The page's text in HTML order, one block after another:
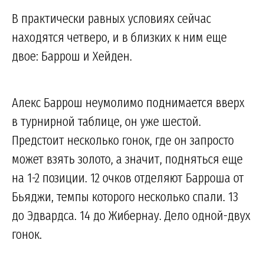
В практически равных условиях сейчас
находятся четверо, и в близких к ним еще
двое: Баррош и Хейден.
Алекс Баррош неумолимо поднимается вверх
в турнирной таблице, он уже шестой.
Предстоит несколько гонок, где он запросто
может взять золото, а значит, подняться еще
на 1-2 позиции. 12 очков отделяют Барроша от
Бьяджи, темпы которого несколько спали. 13
до Эдвардса. 14 до Жибернау. Дело одной-двух
гонок.